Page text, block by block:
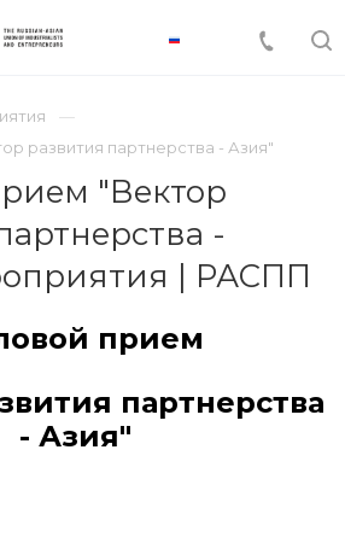
развития партнерства - Азия"
"Вектор
-
| РАСПП
прием
партнерства
- Азия"